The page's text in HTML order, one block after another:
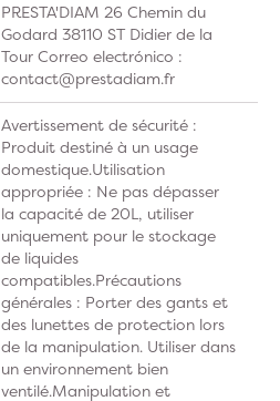
PRESTA'DIAM 26 Chemin du
Godard 38110 ST Didier de la
Tour Correo electrónico :
contact@prestadiam.fr
Avertissement de sécurité :
Produit destiné à un usage
domestique.Utilisation
appropriée : Ne pas dépasser
la capacité de 20L, utiliser
uniquement pour le stockage
de liquides
compatibles.Précautions
générales : Porter des gants et
des lunettes de protection lors
de la manipulation. Utiliser dans
un environnement bien
ventilé.Manipulation et